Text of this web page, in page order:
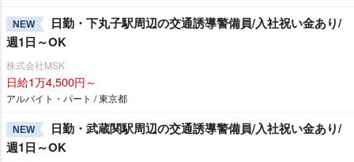
NEW
日勤・下丸子駅周辺の交通誘導警備員/入社祝い金あり/
週1日～OK
株式会社MSK
日給1万4,500円～
アルバイト・パート / 東京都
NEW
日勤・武蔵関駅周辺の交通誘導警備員/入社祝い金あり/
週1日～OK